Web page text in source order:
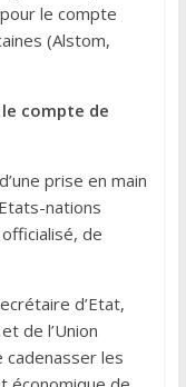
le compte
(Alstom,
compte de
prise en main
nations
de
d’Etat,
de l’Union
cadenasser les